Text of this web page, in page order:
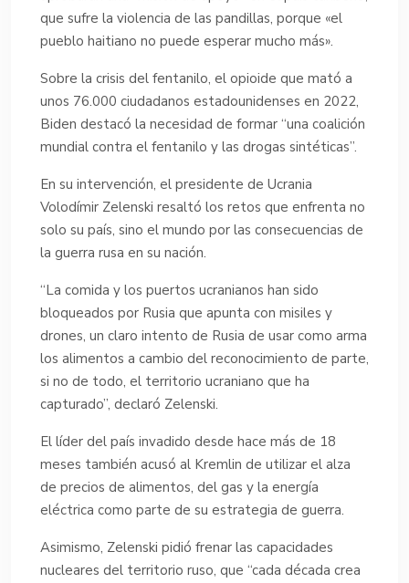
que sufre la violencia de las pandillas, porque «el
pueblo haitiano no puede esperar mucho más».
Sobre la crisis del fentanilo, el opioide que mató a
unos 76.000 ciudadanos estadounidenses en 2022,
Biden destacó la necesidad de formar “una coalición
mundial contra el fentanilo y las drogas sintéticas”.
En su intervención, el presidente de Ucrania
Volodímir Zelenski resaltó los retos que enfrenta no
solo su país, sino el mundo por las consecuencias de
la guerra rusa en su nación.
“La comida y los puertos ucranianos han sido
bloqueados por Rusia que apunta con misiles y
drones, un claro intento de Rusia de usar como arma
los alimentos a cambio del reconocimiento de parte,
si no de todo, el territorio ucraniano que ha
capturado”, declaró Zelenski.
El líder del país invadido desde hace más de 18
meses también acusó al Kremlin de utilizar el alza
de precios de alimentos, del gas y la energía
eléctrica como parte de su estrategia de guerra.
Asimismo, Zelenski pidió frenar las capacidades
nucleares del territorio ruso, que “cada década crea